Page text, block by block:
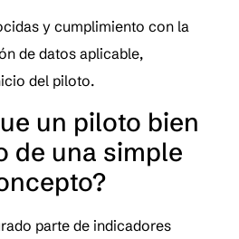
y cumplimiento con la
de datos aplicable,
del piloto.
un piloto bien
de una simple
parte de indicadores